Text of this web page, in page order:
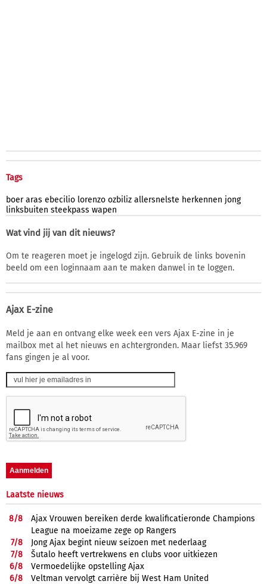
Tags
boer aras ebecilio lorenzo ozbiliz allersnelste herkennen jong
linksbuiten steekpass wapen
Wat vind jij van dit nieuws?
Om te reageren moet je ingelogd zijn. Gebruik de links bovenin
beeld om een loginnaam aan te maken danwel in te loggen.
Ajax E-zine
Meld je aan en ontvang elke week een vers Ajax E-zine in je
mailbox met al het nieuws en achtergronden. Maar liefst 35.969
fans gingen je al voor.
Laatste nieuws
8/8
Ajax Vrouwen bereiken derde kwalificatieronde Champions
League na moeizame zege op Rangers
7/8
Jong Ajax begint nieuw seizoen met nederlaag
7/8
Šutalo heeft vertrekwens en clubs voor uitkiezen
6/8
Vermoedelijke opstelling Ajax
6/8
Veltman vervolgt carrière bij West Ham United